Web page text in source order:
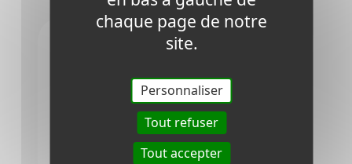
Améliorez votre expérience client :
Téléchargez notre application
Disponible sur
Google Play
Disponible sur
App Store
chaque page de notre
site.
Personnaliser
Tout refuser
Tout accepter